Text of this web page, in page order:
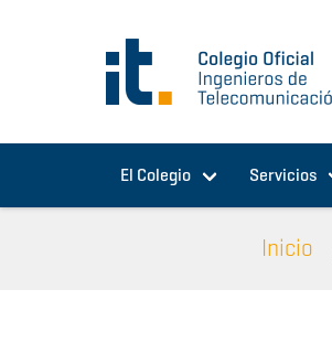
El Colegio Servicios
Inicio